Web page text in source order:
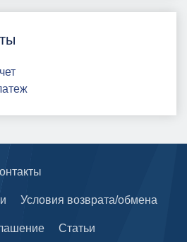
Условия возврата/обмена
Статьи